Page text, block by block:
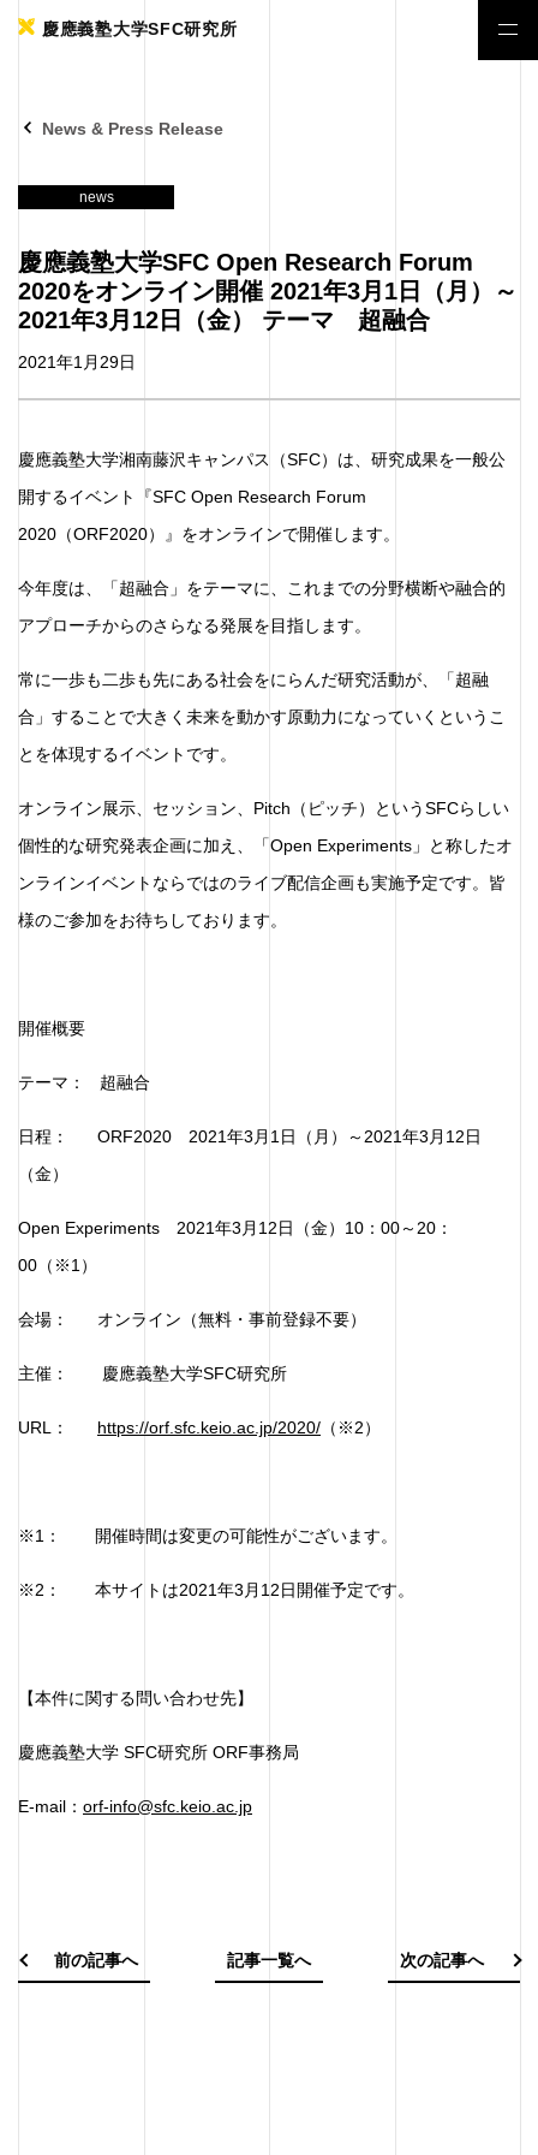
慶應義塾大学SFC研究所
News & Press Release
news
慶應義塾大学SFC Open Research Forum
2020をオンライン開催 2021年3月1日（月）～
2021年3月12日（金） テーマ 超融合
2021年1月29日
慶應義塾大学湘南藤沢キャンパス（SFC）は、研究成果を一般公
開するイベント『SFC Open Research Forum
2020（ORF2020）』をオンラインで開催します。
今年度は、「超融合」をテーマに、これまでの分野横断や融合的
アプローチからのさらなる発展を目指します。
常に一歩も二歩も先にある社会をにらんだ研究活動が、「超融
合」することで大きく未来を動かす原動力になっていくというこ
とを体現するイベントです。
オンライン展示、セッション、Pitch（ピッチ）というSFCらしい
個性的な研究発表企画に加え、「Open Experiments」と称したオ
ンラインイベントならではのライブ配信企画も実施予定です。皆
様のご参加をお待ちしております。
開催概要
テーマ： 超融合
日程： ORF2020 2021年3月1日（月）～2021年3月12日
（金）
Open Experiments 2021年3月12日（金）10：00～20：
00（※1）
会場： オンライン（無料・事前登録不要）
主催： 慶應義塾大学SFC研究所
URL： https://orf.sfc.keio.ac.jp/2020/ （※2）
※1： 開催時間は変更の可能性がございます。
※2： 本サイトは2021年3月12日開催予定です。
【本件に関する問い合わせ先】
慶應義塾大学 SFC研究所 ORF事務局
E-mail： orf-info@sfc.keio.ac.jp
前の記事へ 記事一覧へ 次の記事へ